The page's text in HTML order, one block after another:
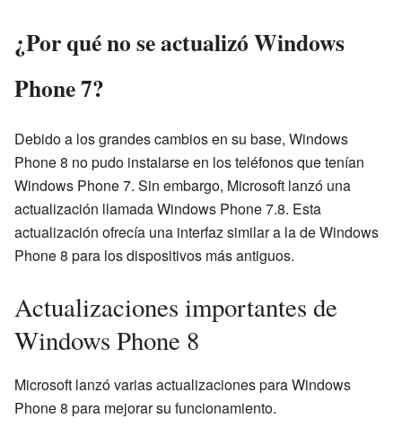
¿Por qué no se actualizó Windows
Phone 7?
Debido a los grandes cambios en su base, Windows
Phone 8 no pudo instalarse en los teléfonos que tenían
Windows Phone 7. Sin embargo, Microsoft lanzó una
actualización llamada Windows Phone 7.8. Esta
actualización ofrecía una interfaz similar a la de Windows
Phone 8 para los dispositivos más antiguos.
Actualizaciones importantes de
Windows Phone 8
Microsoft lanzó varias actualizaciones para Windows
Phone 8 para mejorar su funcionamiento.